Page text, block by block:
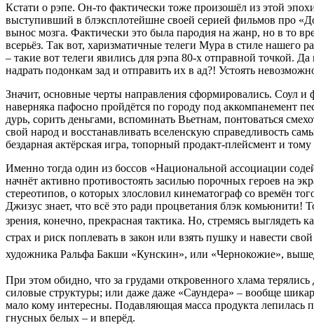
Кстати о рэпе. Он-то фактически тоже произошёл из этой
выступивший в блэксплотейшне своей серией фильмов про
вынос мозга. Фактически это была пародия на жанр, но в то
всерьёз. Так вот, харизматичные телеги Мура в стиле нашего
– такие вот телеги явились для рэпа 80-х отправной точкой.
надрать подонкам зад и отправить их в ад?! Устоять
Значит, основные черты направления сформировались. Соул
наверняка пафосно пройдётся по городу под аккомпанемент
дурь, сорить деньгами, вспоминать Вьетнам, понтоваться
свой народ и восстанавливать вселенскую справедливость
бездарная актёрская игра, топорный продакт-плейсмент и
Именно тогда один из боссов «Национальной ассоциации
начнёт активно противостоять засилью порочных героев на
стереотипов, о которых злословил кинематограф со времён
Джизус знает, что всё это ради процветания блэк комьюнити!
зрения, конечно, прекрасная тактика. Но, стремясь
страх и риск поплевать в закон или взять пушку и навести
художника Ральфа Бакши «Кунскин», или «Чернокожие»,
При этом обидно, что за грудами откровенного хлама
силовые структуры; или даже даже «Саундера» – вообще
мало кому интересны. Подавляющая масса продукта лепилась
гнусных белых – и вперёд.